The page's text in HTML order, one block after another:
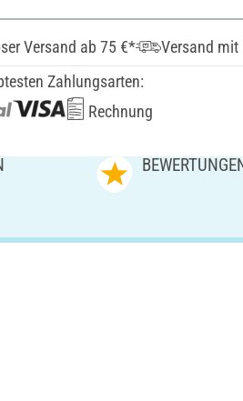
Versand ab 75 €*
Versand mit
Zahlungsarten:
Rechnung